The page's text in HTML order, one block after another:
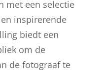
met een selectie
inspirerende
biedt een
om de
de fotograaf te